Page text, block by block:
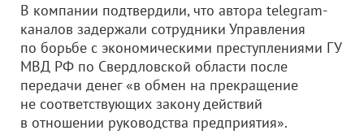
В компании подтвердили, что автора telegram-
каналов задержали сотрудники Управления
по борьбе с экономическими преступлениями ГУ
МВД РФ по Свердловской области после
передачи денег «в обмен на прекращение
не соответствующих закону действий
в отношении руководства предприятия».